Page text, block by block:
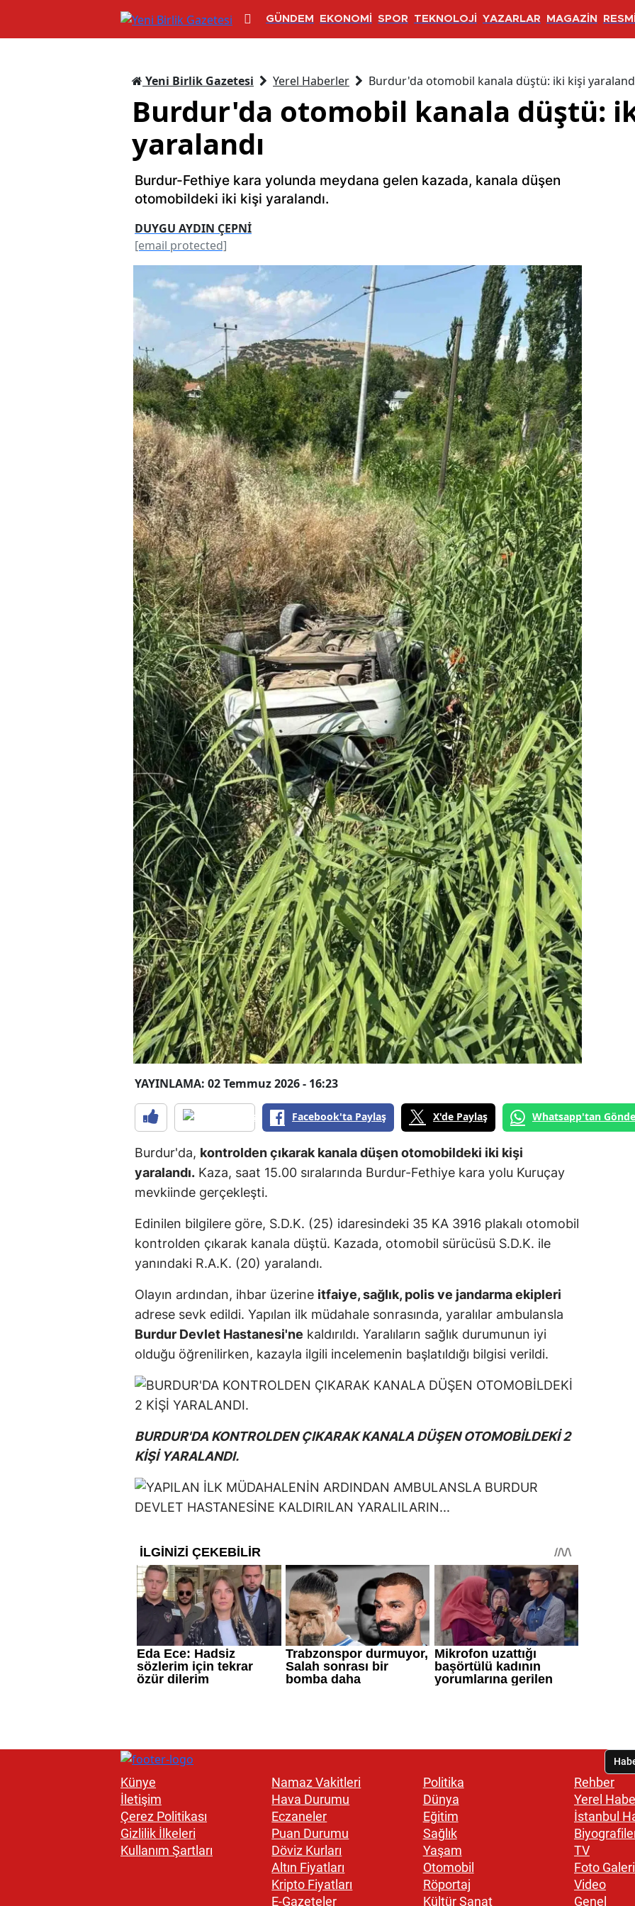
GÜNDEM EKONOMİ SPOR TEKNOLOJİ YAZARLAR MAGAZİN
Yeni Birlik Gazetesi Yerel Haberler Burdur'da otomobil kanala düştü: iki kişi
Burdur'da otomobil kanala düştü:
yaralandı
Burdur-Fethiye kara yolunda meydana gelen kazada, kanala düşen
otomobildeki iki kişi yaralandı.
DUYGU AYDIN ÇEPNİ
[email protected]
YAYINLAMA: 02 Temmuz 2026 - 16:23
Facebook'ta Paylaş X'de Paylaş Whatsapp'tan
Burdur'da, kontrolden çıkarak kanala düşen otomobildeki iki kişi
yaralandı. Kaza, saat 15.00 sıralarında Burdur-Fethiye kara yolu Kuruçay
mevkiinde gerçekleşti.
Edinilen bilgilere göre, S.D.K. (25) idaresindeki 35 KA 3916 plakalı otomobil
kontrolden çıkarak kanala düştü. Kazada, otomobil sürücüsü S.D.K. ile
yanındaki R.A.K. (20) yaralandı.
Olayın ardından, ihbar üzerine itfaiye, sağlık, polis ve jandarma ekipleri
adrese sevk edildi. Yapılan ilk müdahale sonrasında, yaralılar ambulansla
Burdur Devlet Hastanesi'ne kaldırıldı. Yaralıların sağlık durumunun iyi
olduğu öğrenilirken, kazayla ilgili incelemenin başlatıldığı bilgisi verildi.
BURDUR'DA KONTROLDEN ÇIKARAK KANALA DÜŞEN OTOMOBİLDEKİ 2
KİŞİ YARALANDI.
Künye
İletişim
Çerez Politikası
Gizlilik İlkeleri
Kullanım Şartları
Namaz Vakitleri
Hava Durumu
Eczaneler
Puan Durumu
Döviz Kurları
Altın Fiyatları
Kripto Fiyatları
E-Gazeteler
Politika
Dünya
Eğitim
Sağlık
Yaşam
Otomobil
Röportaj
Kültür Sanat
Rehber
Yerel
İstanbul
TV
Foto Galeri
Video
Genel